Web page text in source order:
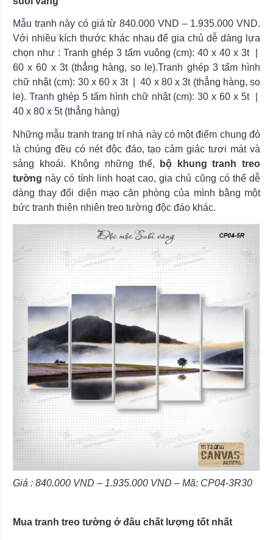
Mẫu tranh này có giá từ840.000 VND – 1.935.000 VND.
Với nhiều kích thước khác nhau để gia chủ dễ dàng lựa
chọn như : Tranh ghép 3 tấm vuông (cm): 40 x 40 x 3t |
60 x 60 x 3t (thẳng hàng, so le).Tranh ghép 3 tấm hình
chữ nhật (cm): 30 x 60 x 3t | 40 x 80 x 3t (thẳng hàng, so
le). Tranh ghép 5 tấm hình chữ nhật (cm): 30 x 60 x 5t |
40 x 80 x 5t (thẳng hàng)
Những mẫu tranh trang trí nhà này có một điểm chung đó
là chúng đều có nét độc đáo, tạo cảm giác tươi mát và
sảng khoái. Không những thế,
bộ khung tranh treo
tường này có tính linh hoạt cao, gia chủ cũng có thể dễ
dàng thay đổi diện mạo căn phòng của mình bằng một
bức tranh thiên nhiên treo tường độc đáo khác.
Giá : 840.000 VND – 1.935.000 VND – Mã: CP04-3R30
Mua tranh treo tường ở đâu chất lượng tốt nhất